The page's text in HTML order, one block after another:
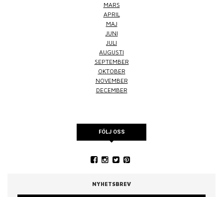
MARS
APRIL
MAJ
JUNI
JULI
AUGUSTI
SEPTEMBER
OKTOBER
NOVEMBER
DECEMBER
FÖLJ OSS
NYHETSBREV